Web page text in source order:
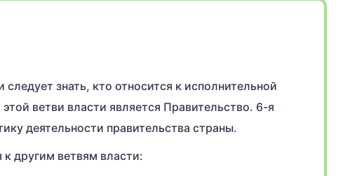
знать, кто относится к исполнительной
ветви власти является Правительство. 6-я
деятельности правительства страны.
к другим ветвям власти: